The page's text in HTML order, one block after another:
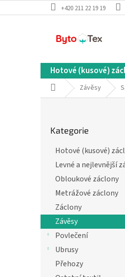
na
+420 211 22 19 19
Hotové (kusové)
Domů Závěsy
e
kategorie
Kategorie
Hotové (kusové)
Levné a nejlevnější
Obloukové záclony
Metrážové záclony
Záclony
Závěsy
Povlečení
Ubrusy
Přehozy